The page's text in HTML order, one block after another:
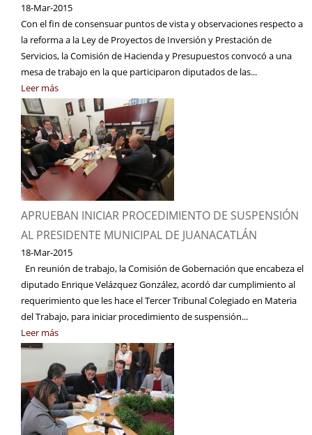
18-Mar-2015
Con el fin de consensuar puntos de vista y observaciones respecto a
la reforma a la Ley de Proyectos de Inversión y Prestación de
Servicios, la Comisión de Hacienda y Presupuestos convocó a una
mesa de trabajo en la que participaron diputados de las...
Leer más
APRUEBAN INICIAR PROCEDIMIENTO DE SUSPENSIÓN
AL PRESIDENTE MUNICIPAL DE JUANACATLÁN
18-Mar-2015
En reunión de trabajo, la Comisión de Gobernación que encabeza el
diputado Enrique Velázquez González, acordó dar cumplimiento al
requerimiento que les hace el Tercer Tribunal Colegiado en Materia
del Trabajo, para iniciar procedimiento de suspensión...
Leer más